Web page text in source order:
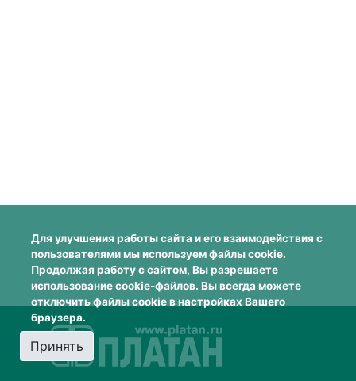
Для улучшения работы сайта и его взаимодействия с
пользователями мы используем файлы cookie.
Продолжая работу с сайтом, Вы разрешаете
использование cookie-файлов. Вы всегда можете
отключить файлы cookie в настройках Вашего
браузера.
Принять